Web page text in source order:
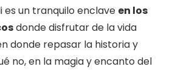
es un tranquilo enclave en los
donde disfrutar de la vida
donde repasar la historia y
no, en la magia y encanto del